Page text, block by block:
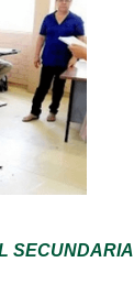
SECUNDARIA